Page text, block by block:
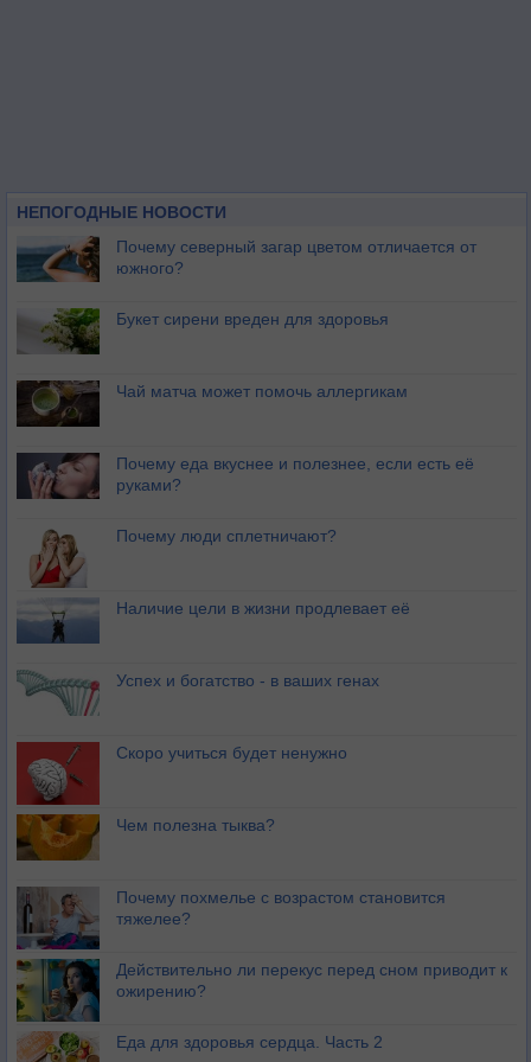
НЕПОГОДНЫЕ НОВОСТИ
Почему северный загар цветом отличается от
южного?
Букет сирени вреден для здоровья
Чай матча может помочь аллергикам
Почему еда вкуснее и полезнее, если есть её
руками?
Почему люди сплетничают?
Наличие цели в жизни продлевает её
Успех и богатство - в ваших генах
Скоро учиться будет ненужно
Чем полезна тыква?
Почему похмелье с возрастом становится
тяжелее?
Действительно ли перекус перед сном приводит к
ожирению?
Еда для здоровья сердца. Часть 2